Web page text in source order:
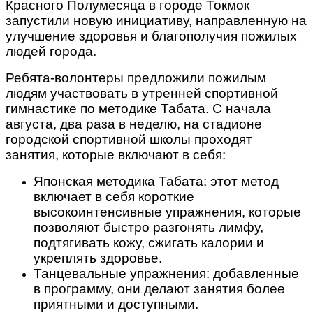
Красного Полумесяца в городе Токмок
запустили новую инициативу, направленную на
улучшение здоровья и благополучия пожилых
людей города.
Ребята-волонтеры предложили пожилым
людям участвовать в утренней спортивной
гимнастике по методике Табата. С начала
августа, два раза в неделю, на стадионе
городской спортивной школы проходят
занятия, которые включают в себя:
Японская методика Табата: этот метод
включает в себя короткие
высокоинтенсивные упражнения, которые
позволяют быстро разгонять лимфу,
подтягивать кожу, сжигать калории и
укреплять здоровье.
Танцевальные упражнения: добавленные
в программу, они делают занятия более
приятными и доступными.